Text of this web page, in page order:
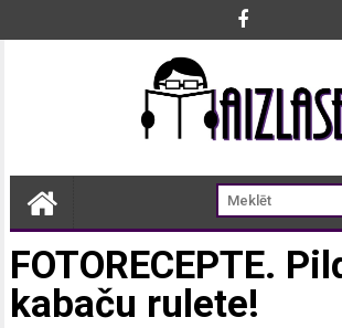
FOTORECEPTE.
kabaču rulete!